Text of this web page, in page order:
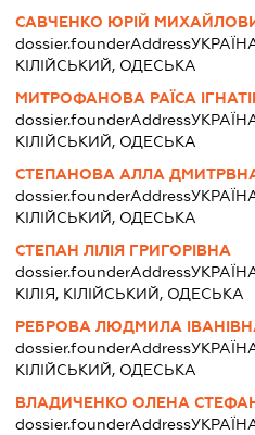
САВЧЕНКО ЮРІЙ
dossier.founderAddress
КІЛІЙСЬКИЙ, ОДЕСЬКА
МИТРОФАНОВА РАЇСА
dossier.founderAddress
КІЛІЙСЬКИЙ, ОДЕСЬКА
СТЕПАНОВА АЛЛА
dossier.founderAddress
КІЛІЙСЬКИЙ, ОДЕСЬКА
СТЕПАН ЛІЛІЯ ГРИГОРІВНА
dossier.founderAddress
КІЛІЯ, КІЛІЙСЬКИЙ, ОДЕСЬКА
РЕБРОВА ЛЮДМИЛА
dossier.founderAddress
КІЛІЙСЬКИЙ, ОДЕСЬКА
ВЛАДИЧЕНКО ОЛЕНА
dossier.founderAddress